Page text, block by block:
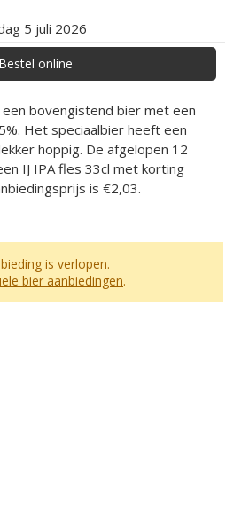
5 juli 2026
Bestel online
een bovengistend bier met een
Het speciaalbier heeft een
hoppig. De afgelopen 12
IJ IPA fles 33cl met korting
is €2,03.
is verlopen.
bier aanbiedingen.